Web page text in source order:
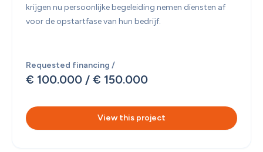
krijgen nu persoonlijke begeleiding nemen diensten af
voor de opstartfase van hun bedrijf.
Requested financing /
€ 100.000 / € 150.000
View this project